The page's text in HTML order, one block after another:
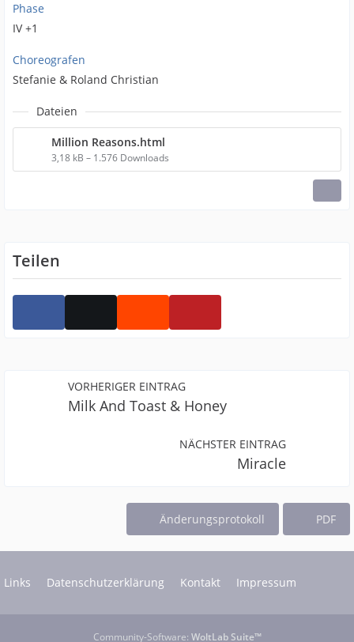
Phase
IV +1
Choreografen
Stefanie & Roland Christian
Dateien
Million Reasons.html
3,18 kB – 1.576 Downloads
Teilen
VORHERIGER EINTRAG
Milk And Toast & Honey
NÄCHSTER EINTRAG
Miracle
Änderungsprotokoll PDF
Links Datenschutzerklärung Kontakt Impressum
Community-Software: WoltLab Suite™